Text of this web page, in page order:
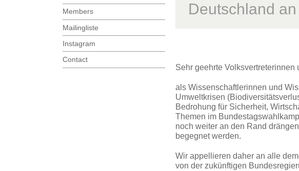
Members
Mailingliste
Instagram
Contact
Deutschland
Sehr geehrte Volksvertreterinnen
als Wissenschaftlerinnen und
Umweltkrisen
Bedrohung für Sicherheit,
Themen im
noch weiter an den Rand
begegnet werden.
Wir appellieren daher an alle
von der zukünftigen